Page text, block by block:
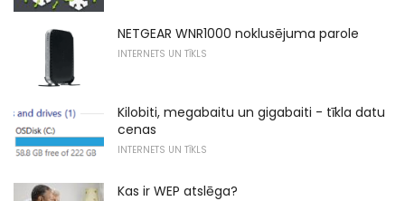
NETGEAR WNR1000 noklusējuma parole
INTERNETS UN TĪKLS
Kilobiti, megabaitu un gigabaiti - tīkla datu
cenas
INTERNETS UN TĪKLS
Kas ir WEP atslēga?